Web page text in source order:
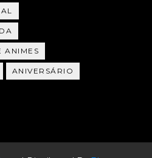
ANIMES
ANIVERSÁRIO